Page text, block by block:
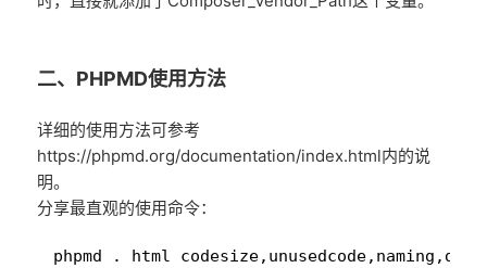
二、PHPMD使用方法
详细的使用方法可参考
https://phpmd.org/documentation/index.html内的说
明。
分享最直观的使用命令：
1
phpmd . html